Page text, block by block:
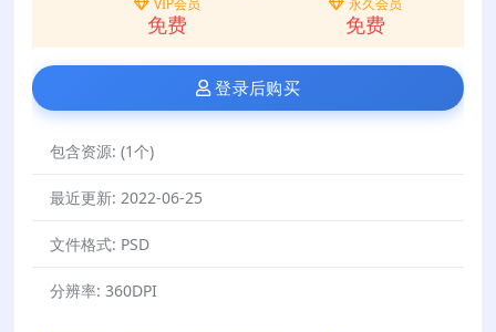
VIP会员
免费
永久会员
免费
登录后购买
包含资源: (1个)
最近更新: 2022-06-25
文件格式: PSD
分辨率: 360DPI